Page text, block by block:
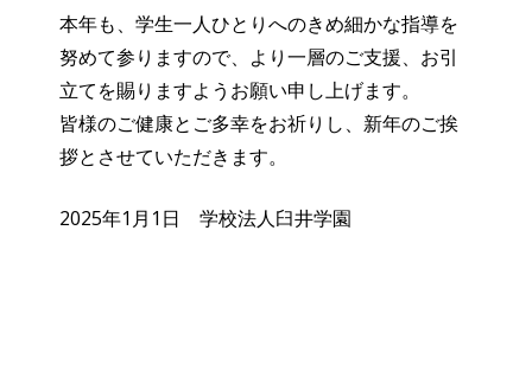
本年も、学生一人ひとりへのきめ細かな指導を
努めて参りますので、より一層のご支援、お引
立てを賜りますようお願い申し上げます。
皆様のご健康とご多幸をお祈りし、新年のご挨
拶とさせていただきます。
2025年1月1日 学校法人臼井学園